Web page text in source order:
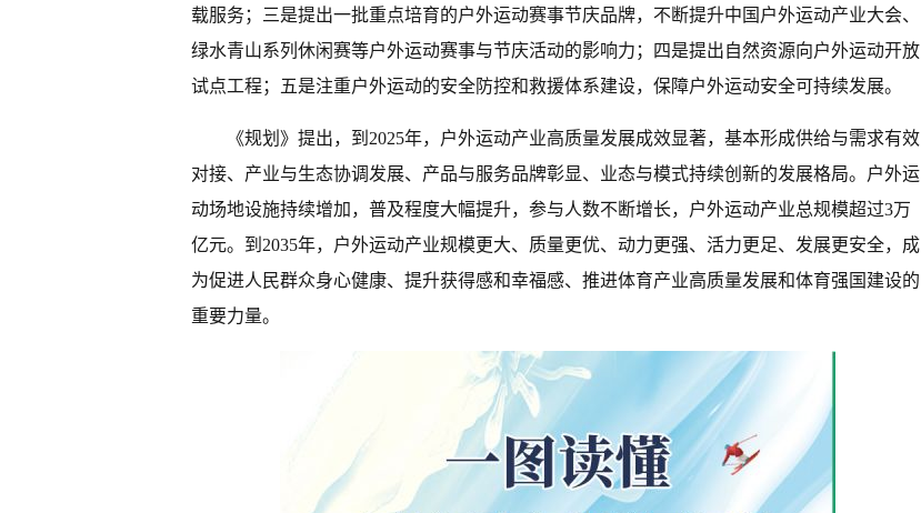
载服务；三是提出一批重点培育的户外运动赛事节庆品牌，不断提升中国户外运动产业大会、
绿水青山系列休闲赛等户外运动赛事与节庆活动的影响力；四是提出自然资源向户外运动开放
试点工程；五是注重户外运动的安全防控和救援体系建设，保障户外运动安全可持续发展。
《规划》提出，到2025年，户外运动产业高质量发展成效显著，基本形成供给与需求有效
对接、产业与生态协调发展、产品与服务品牌彰显、业态与模式持续创新的发展格局。户外运
动场地设施持续增加，普及程度大幅提升，参与人数不断增长，户外运动产业总规模超过3万
亿元。到2035年，户外运动产业规模更大、质量更优、动力更强、活力更足、发展更安全，成
为促进人民群众身心健康、提升获得感和幸福感、推进体育产业高质量发展和体育强国建设的
重要力量。